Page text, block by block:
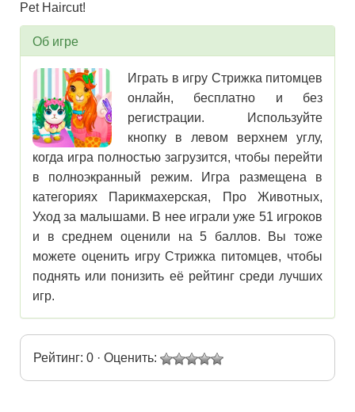
Pet Haircut!
Об игре
Играть в игру Стрижка питомцев
онлайн, бесплатно и без
регистрации. Используйте
кнопку в левом верхнем углу,
когда игра полностью загрузится, чтобы перейти
в полноэкранный режим. Игра размещена в
категориях Парикмахерская, Про Животных,
Уход за малышами. В нее играли уже 51 игроков
и в среднем оценили на 5 баллов. Вы тоже
можете оценить игру Стрижка питомцев, чтобы
поднять или понизить её рейтинг среди лучших
игр.
Рейтинг: 0 · Оценить: